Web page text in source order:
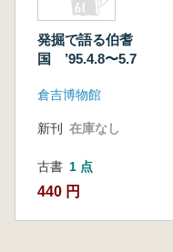
発掘で語る伯耆
国 ’95.4.8〜5.7
倉吉博物館
新刊 在庫なし
古書 1 点
440 円